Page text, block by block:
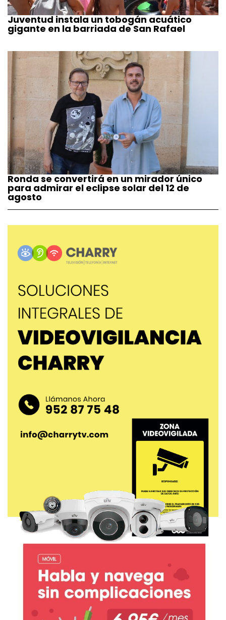
Juventud instala un tobogán acuático
gigante en la barriada de San Rafael
Ronda se convertirá en un mirador único
para admirar el eclipse solar del 12 de
agosto